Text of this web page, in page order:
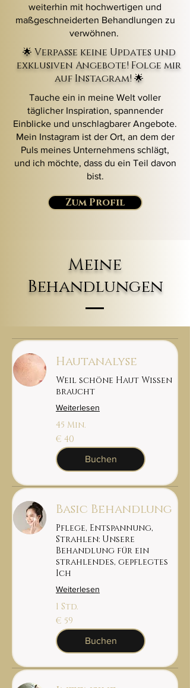
weiterhin mit hochwertigen und
maßgeschneiderten Behandlungen zu
verwöhnen.
🌟 Verpasse keine Updates und
exklusiven Angebote! Folge mir
auf Instagram! 🌟
Tauche ein in meine Welt voller
täglicher Inspiration, spannender
Einblicke und unschlagbarer Angebote.
Mein Instagram ist der Ort, an dem der
Puls meines Unternehmens schlägt,
und ich möchte, dass du ein Teil davon
bist.
Zum Profil
Meine
Behandlungen
Hautanalyse
Weil schöne Haut Wissen
braucht
Weiterlesen
45 Min.
40
euro
€ 40
Buchen
Basic Behandlung
Pflege, Entspannung,
Strahlen: Unsere
Behandlung für ein
strahlendes, gepflegtes
Ich
Weiterlesen
1 Std.
59
euro
€ 59
Buchen